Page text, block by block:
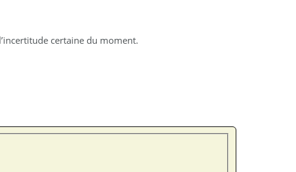
certaine du moment.